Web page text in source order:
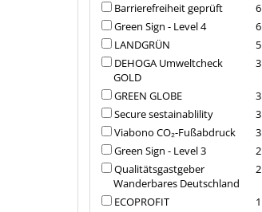
6
Barrierefreiheit geprüft
6
Green Sign - Level 4
5
LANDGRÜN
3
DEHOGA Umweltcheck
GOLD
3
GREEN GLOBE
3
Secure sestainablility
3
Viabono CO₂-Fußabdruck
2
Green Sign - Level 3
2
Qualitätsgastgeber
Wanderbares Deutschland
1
ECOPROFIT